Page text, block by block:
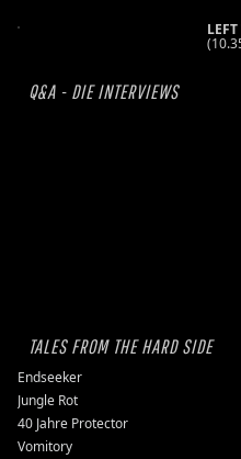
Q&A - DIE INTERVIEWS
TALES FROM THE HARD SIDE
Endseeker
Jungle Rot
40 Jahre Protector
Vomitory